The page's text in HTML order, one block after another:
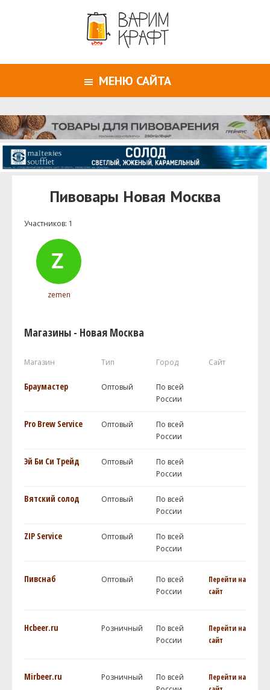
МЕНЮ САЙТА
Пивовары Новая Москва
Участников: 1
zemen
Магазины - Новая Москва
Магазин Тип Город Сайт
Браумастер Оптовый
По всей
России
Pro Brew Service Оптовый
По всей
России
Эй Би Си Трейд Оптовый
По всей
России
Вятский солод Оптовый
По всей
России
ZIP Service Оптовый
По всей
России
Пивснаб Оптовый
По всей
России
Перейти на
сайт
Hcbeer.ru Розничный
По всей
России
Перейти на
сайт
Mirbeer.ru Розничный
По всей
Перейти на